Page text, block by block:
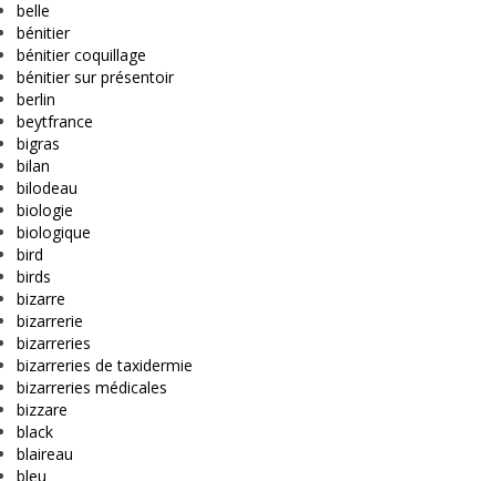
belle
bénitier
bénitier coquillage
bénitier sur présentoir
berlin
beytfrance
bigras
bilan
bilodeau
biologie
biologique
bird
birds
bizarre
bizarrerie
bizarreries
bizarreries de taxidermie
bizarreries médicales
bizzare
black
blaireau
bleu